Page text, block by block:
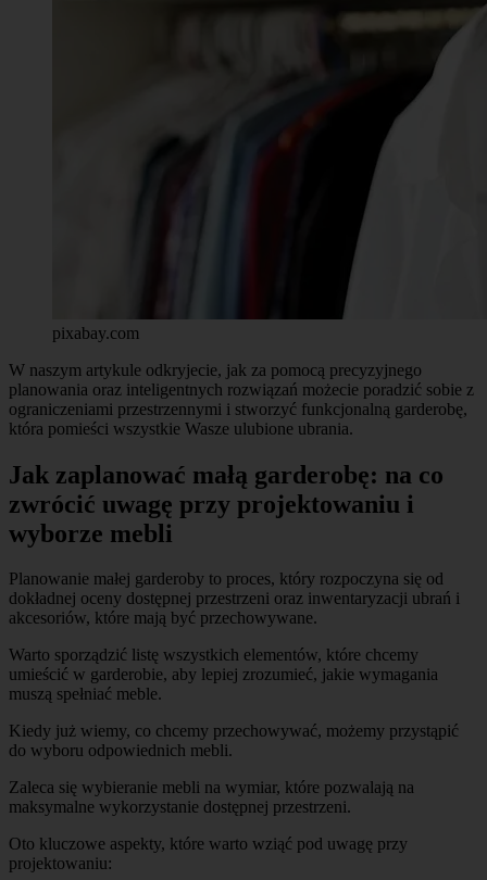
pixabay.com
W naszym artykule odkryjecie, jak za pomocą precyzyjnego
planowania oraz inteligentnych rozwiązań możecie poradzić sobie z
ograniczeniami przestrzennymi i stworzyć funkcjonalną garderobę,
która pomieści wszystkie Wasze ulubione ubrania.
Jak zaplanować małą garderobę: na co
zwrócić uwagę przy projektowaniu i
wyborze mebli
Planowanie małej garderoby to proces, który rozpoczyna się od
dokładnej oceny dostępnej przestrzeni oraz inwentaryzacji ubrań i
akcesoriów, które mają być przechowywane.
Warto sporządzić listę wszystkich elementów, które chcemy
umieścić w garderobie, aby lepiej zrozumieć, jakie wymagania
muszą spełniać meble.
Kiedy już wiemy, co chcemy przechowywać, możemy przystąpić
do wyboru odpowiednich mebli.
Zaleca się wybieranie mebli na wymiar, które pozwalają na
maksymalne wykorzystanie dostępnej przestrzeni.
Oto kluczowe aspekty, które warto wziąć pod uwagę przy
projektowaniu: